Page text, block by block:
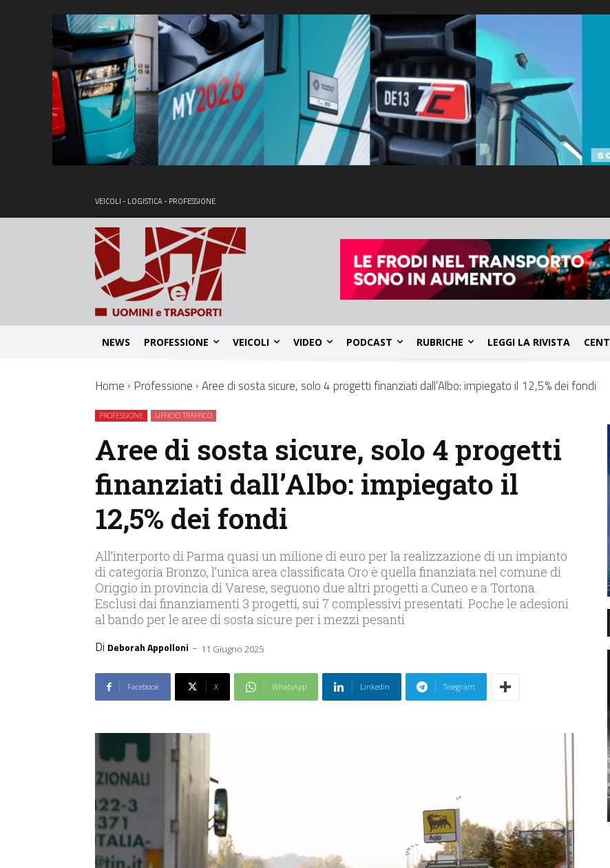
VEICOLI - LOGISTICA - PROFESSIONE
NEWS PROFESSIONE VEICOLI VIDEO PODCAST RUBRICHE LEGGI LA RIVISTA
Home Professione Aree di sosta sicure, solo 4 progetti finanziati dall’Albo: impiegato il 12,5% dei fondi
PROFESSIONE UFFICIO TRAFFICO
Aree di sosta sicure, solo 4 progetti
finanziati dall’Albo: impiegato il
12,5% dei fondi
All’interporto di Parma quasi un milione di euro per la realizzazione di un impianto
di categoria Bronzo, l’unica area classificata Oro è quella finanziata nel comune di
Origgio in provincia di Varese, seguono due altri progetti a Cuneo e a Tortona.
Esclusi dai finanziamenti 3 progetti, sui 7 complessivi presentati. Poche le adesioni
al bando per le aree di sosta sicure per i mezzi pesanti
Di Deborah Appolloni - 11 Giugno 2025
Facebook X WhatsApp Linkedin Telegram